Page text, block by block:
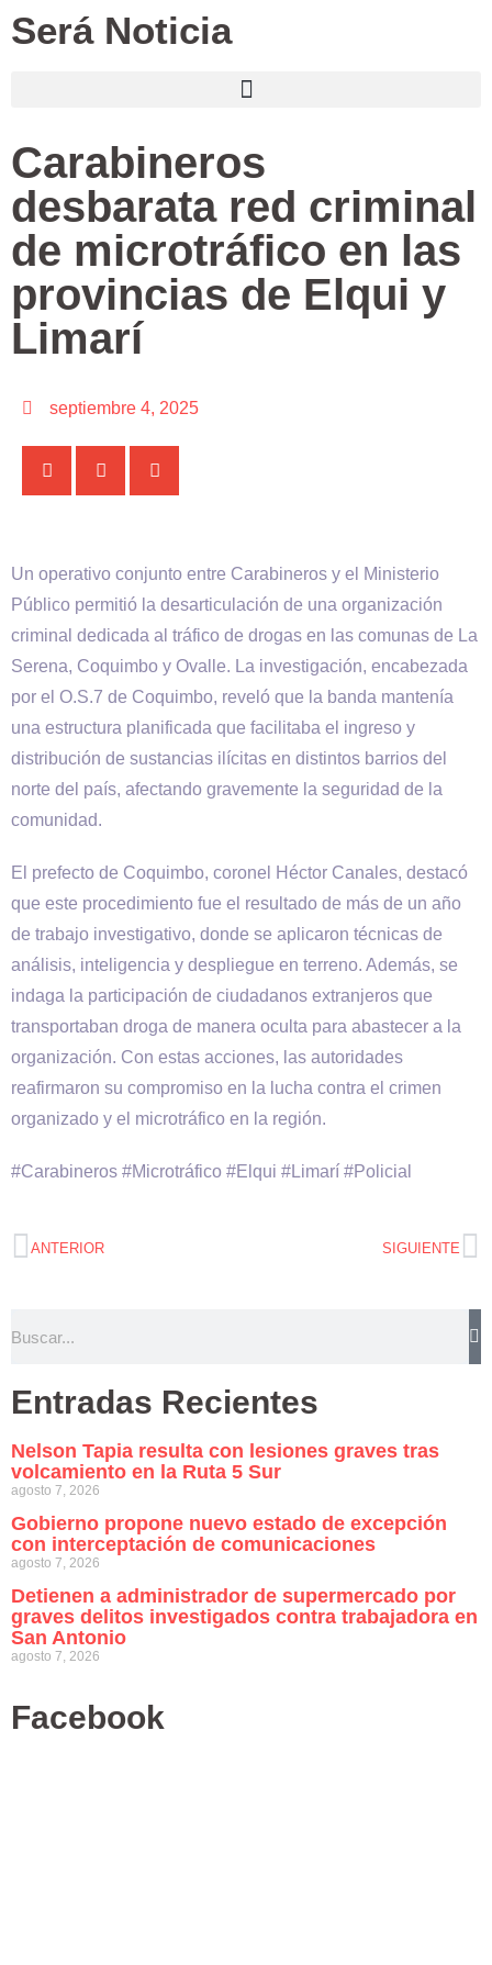
Será Noticia
Carabineros
desbarata red criminal
de microtráfico en las
provincias de Elqui y
Limarí
septiembre 4, 2025
Un operativo conjunto entre Carabineros y el Ministerio
Público permitió la desarticulación de una organización
criminal dedicada al tráfico de drogas en las comunas de La
Serena, Coquimbo y Ovalle. La investigación, encabezada
por el O.S.7 de Coquimbo, reveló que la banda mantenía
una estructura planificada que facilitaba el ingreso y
distribución de sustancias ilícitas en distintos barrios del
norte del país, afectando gravemente la seguridad de la
comunidad.
El prefecto de Coquimbo, coronel Héctor Canales, destacó
que este procedimiento fue el resultado de más de un año
de trabajo investigativo, donde se aplicaron técnicas de
análisis, inteligencia y despliegue en terreno. Además, se
indaga la participación de ciudadanos extranjeros que
transportaban droga de manera oculta para abastecer a la
organización. Con estas acciones, las autoridades
reafirmaron su compromiso en la lucha contra el crimen
organizado y el microtráfico en la región.
#Carabineros #Microtráfico #Elqui #Limarí #Policial
ANTERIOR SIGUIENTE
Entradas Recientes
Nelson Tapia resulta con lesiones graves tras
volcamiento en la Ruta 5 Sur
agosto 7, 2026
Gobierno propone nuevo estado de excepción
con interceptación de comunicaciones
agosto 7, 2026
Detienen a administrador de supermercado por
graves delitos investigados contra trabajadora en
San Antonio
agosto 7, 2026
Facebook